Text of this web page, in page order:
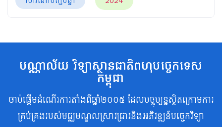
បណ្ណាល័យ វិទ្យាស្ថានជាតិពហុបច្ចេកទេស
កម្ពុជា
ចាប់ផ្តើមដំណើរការតាំងពីឆ្នាំ២០០៥ ដែលបច្ចុប្បន្នស្ថិតក្រោមការ
គ្រប់គ្រងរបស់មជ្ឈមណ្ឌលស្រាវជ្រាវនិងអភិវឌ្ឍន៍បច្ចេកវិទ្យា